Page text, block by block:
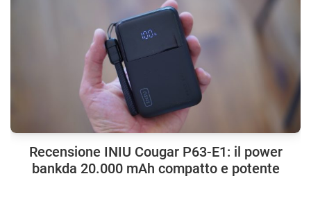
Recensione INIU Cougar P63-E1: il power
bankda 20.000 mAh compatto e potente